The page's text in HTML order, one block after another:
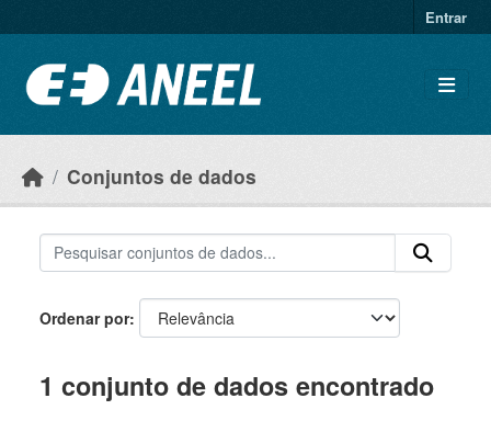
Entrar
Conjuntos de dados
Ordenar por
1 conjunto de dados encontrado